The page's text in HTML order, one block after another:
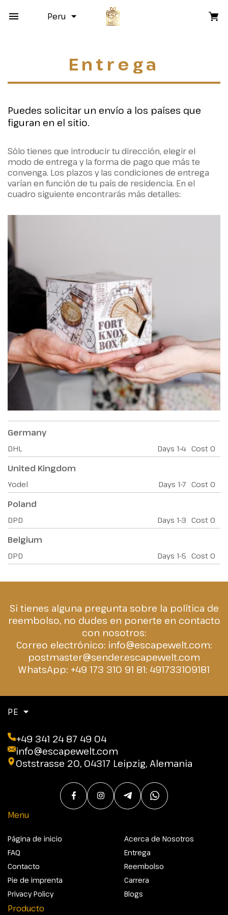
Peru
Entrega
Puedes solicitar un envío a los países que
figuran en el sitio.
Sólo tienes que introducir tu dirección, elegir el
modo de entrega y la forma de pago que más te
convenga. Los plazos y las condiciones de entrega
varían en función de tu país de residencia. En el
cuadro siguiente encontrarás más detalles:
Germany
DHL Days 1-4 Cost 0
United Kingdom
Yodel Days 1-7 Cost 0
Poland
DPD Days 1-3 Cost 0
Belgium
DPD Days 1-5 Cost 0
Si tienes alguna pregunta sobre la política de
reembolso, no dudes en ponerte en contacto
con nosotros:
Correo electrónico: info@escapewelt.com:
postmaster@sender.escapewelt.com
WhatsApp: +49 173 310 91 81: 491733109181
PE
+49 341 24 87 49 04
info@escapewelt.com
Oststrasse 20, 04317 Leipzig, Alemania
Menu
Página de inicio
FAQ
Contacto
Pie de imprenta
Privacy Policy
Acerca de Nosotros
Entrega
Reembolso
Carrera
Blogs
Producto